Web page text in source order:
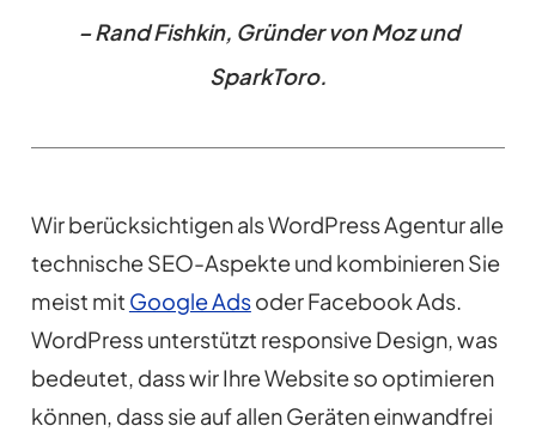
– Rand Fishkin, Gründer von Moz und
SparkToro.
Wir berücksichtigen als WordPress Agentur alle
technische SEO-Aspekte und kombinieren Sie
meist mit Google Adsoder Facebook Ads.
WordPress unterstützt responsive Design, was
bedeutet, dass wir Ihre Website so optimieren
können, dass sie auf allen Geräten einwandfrei